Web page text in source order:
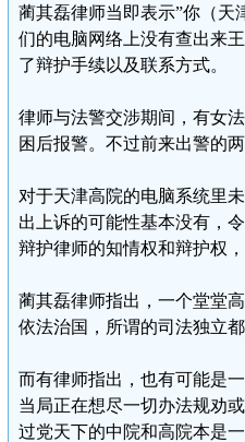
蔺其磊律师当即表示”你（天
们的电脑网络上没有查出来
了辩护手续以及联系方式。
律师与法警交涉期间，有女
困后报警。不过前来出警的
对于天津高院的电脑系统里
出上诉的可能性基本没有，
辩护律师的知情权和辩护权
蔺其磊律师指出，一个堂堂
依法治国，所谓的司法独立
而有律师指出，也有可能是
当局正在想尽一切办法规劝
过党天下的中院和高院本是